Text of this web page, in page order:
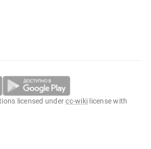
licensed undercc-wiki license with